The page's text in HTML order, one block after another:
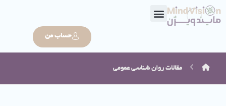
حساب من
مقالات روان شناسی عمومی